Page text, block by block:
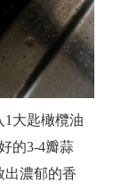
大匙橄欖油
的3-4瓣蒜
出濃郁的香